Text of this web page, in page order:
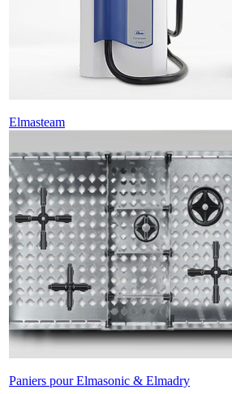
Elmasteam
Paniers pour Elmasonic & Elmadry